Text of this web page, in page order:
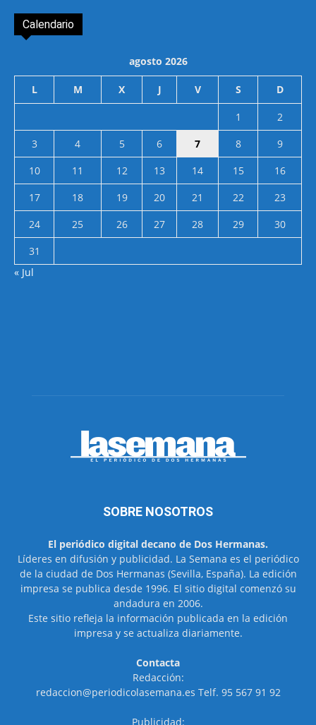
Calendario
agosto 2026
L M X J V S D
1
2
3
4 5 6 7 8
9
10
11 12 13 14 15
16
17
18 19 20 21 22
23
24
25 26 27 28 29
30
31
« Jul
SOBRE NOSOTROS
El periódico digital decano de Dos Hermanas.
Líderes en difusión y publicidad. La Semana es el periódico
de la ciudad de Dos Hermanas (Sevilla, España). La edición
impresa se publica desde 1996. El sitio digital comenzó su
andadura en 2006.
Este sitio refleja la información publicada en la edición
impresa y se actualiza diariamente.
Contacta
Redacción:
redaccion@periodicolasemana.es Telf. 95 567 91 92
Publicidad: